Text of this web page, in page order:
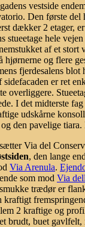
vestside
Den første
dækker 2 etager,
stueetage hele
af et
og flere
fjerdesalens
er ret
overliggere.
I det midterste
udskårne
den pavelige
Via del
, den lange
Via Arenula.
som mod Via
trædør er
kraftigt
2 kraftige og
brudt, buet